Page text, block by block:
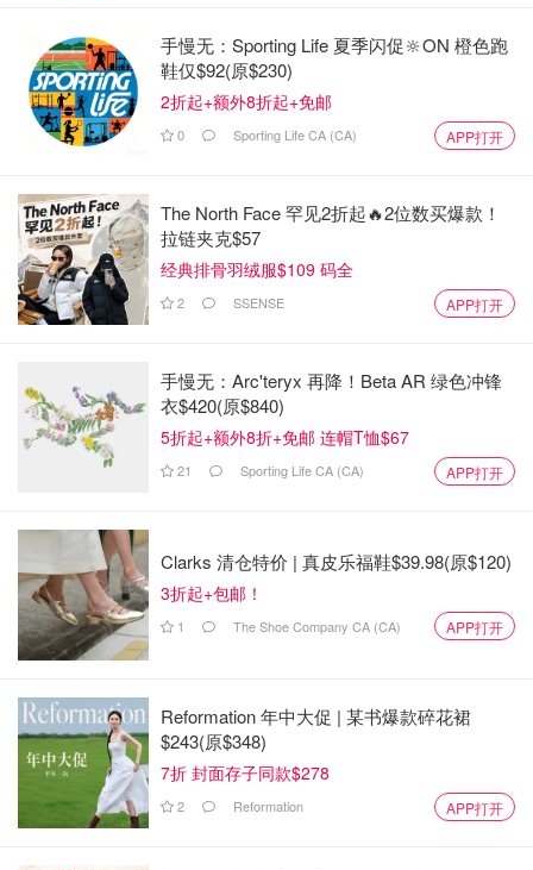
手慢无：Sporting Life 夏季闪促🔆ON 橙色跑
鞋仅$92(原$230)
2折起+额外8折起+免邮
0 Sporting Life CA (CA) APP打开
The North Face 罕见2折起🔥2位数买爆款！
拉链夹克$57
经典排骨羽绒服$109 码全
2 SSENSE APP打开
手慢无：Arc'teryx 再降！Beta AR 绿色冲锋
衣$420(原$840)
5折起+额外8折+免邮 连帽T恤$67
21 Sporting Life CA (CA) APP打开
Clarks 清仓特价 | 真皮乐福鞋$39.98(原$120)
3折起+包邮！
1 The Shoe Company CA (CA) APP打开
Reformation 年中大促 | 某书爆款碎花裙
$243(原$348)
7折 封面存子同款$278
2 Reformation APP打开